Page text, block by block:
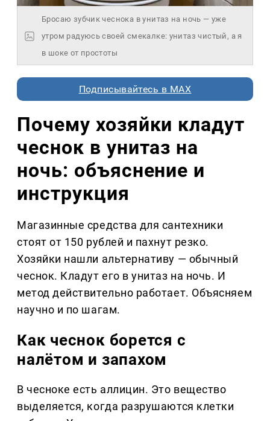
Бросаю зубчик чеснока в унитаз на ночь — уже
утром радуюсь своей смекалке: унитаз чистый, а я
в шоке от простоты
Подписывайтесь в MAX
Почему хозяйки кладут
чеснок в унитаз на
ночь: объяснение и
инструкция
Магазинные средства для сантехники
стоят от 150 рублей и пахнут резко.
Хозяйки нашли альтернативу — обычный
чеснок. Кладут его в унитаз на ночь. И
метод действительно работает. Объясняем
научно и по шагам.
Как чеснок борется с
налётом и запахом
В чесноке есть аллицин. Это вещество
выделяется, когда разрушаются клетки